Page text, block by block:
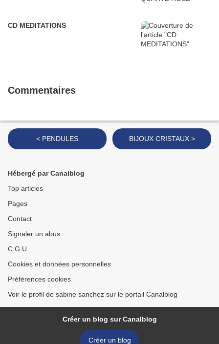
CD MEDITATIONS
Commentaires
< PENDULES BIJOUX CRISTAUX >
Hébergé par Canalblog
Top articles
Pages
Contact
Signaler un abus
C.G.U.
Cookies et données personnelles
Préférences cookies
Voir le profil de sabine sanchez sur le portail Canalblog
Créer un blog sur Canalblog
Créer un blog